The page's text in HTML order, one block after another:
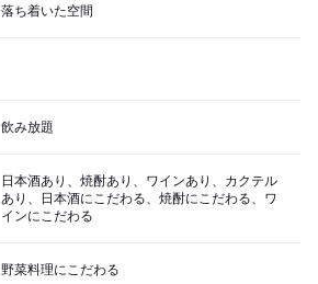
落ち着いた空間
飲み放題
日本酒あり、焼酎あり、ワインあり、カクテル
あり、日本酒にこだわる、焼酎にこだわる、ワ
インにこだわる
野菜料理にこだわる